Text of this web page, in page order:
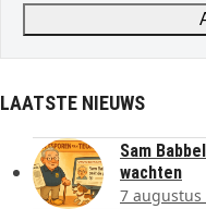
LAATSTE NIEUWS
Sam
wachten
7 augustus